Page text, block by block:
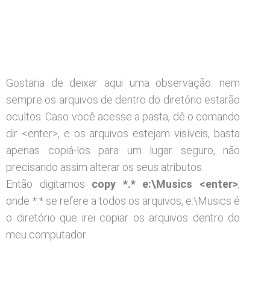
Gostaria de deixar aqui uma observação: nem
sempre os arquivos de dentro do diretório estarão
ocultos. Caso você acesse a pasta, dê o comando
dir <enter>, e os arquivos estejam visíveis, basta
apenas copiá-los para um lugar seguro, não
precisando assim alterar os seus atributos.
Então digitamos copy *.* e:\Musics <enter>,
onde *.* se refere a todos os arquivos, e:\Musics é
o diretório que irei copiar os arquivos dentro do
meu computador.